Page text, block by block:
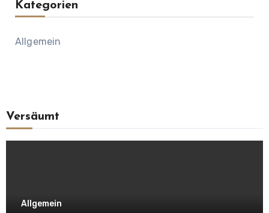
Kategorien
Allgemein
Versäumt
Allgemein